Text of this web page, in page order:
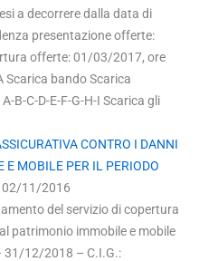
a decorrere dalla data di
presentazione offerte:
offerte: 01/03/2017, ore
Scarica bando Scarica
B-C-D-E-F-G-H-I Scarica gli
CONTRO I DANNI
MOBILE PER IL PERIODO
02/11/2016
del servizio di copertura
patrimonio immobile e mobile
31/12/2018 – C.I.G.: